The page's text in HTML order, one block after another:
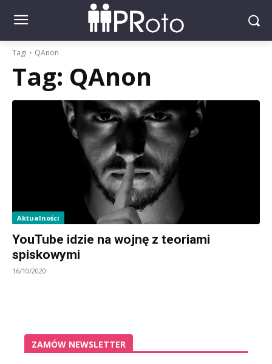
Tagi QAnon
Tag: QAnon
Aktualności
YouTube idzie na wojnę z teoriami
spiskowymi
16/10/2020
ZAMÓW NEWSLETTER